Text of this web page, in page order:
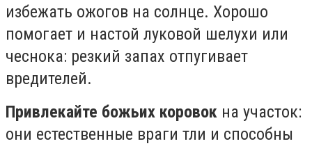
избежать ожогов на солнце. Хорошо
помогает и настой луковой шелухи или
чеснока: резкий запах отпугивает
вредителей.
Привлекайте божьих коровок на участок:
они естественные враги тли и способны